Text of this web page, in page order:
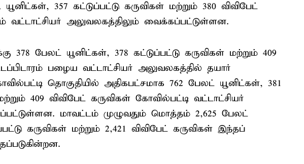
357 கட்டுப்பட்டு கருவிகள் மற்றும் 380 விவிபேட்
வட்டாட்சியர் அலுவலகத்திலும் வைக்கப்பட்டுள்ளன.
378 பேலட் யூனிட்கள், 378 கட்டுப்பட்டு கருவிகள் மற்றும் 409
பழைய வட்டாட்சியர் அலுவலகத்தில் தயார்
தொகுதியில் அதிகபட்சமாக 762 பேலட் யூனிட்கள், 381
409 விவிபேட் கருவிகள் கோவில்பட்டி வட்டாட்சியர்
மாவட்டம் முழுவதும் மொத்தம் 2,625 பேலட்
கருவிகள் மற்றும் 2,421 விவிபேட் கருவிகள் இந்தப்